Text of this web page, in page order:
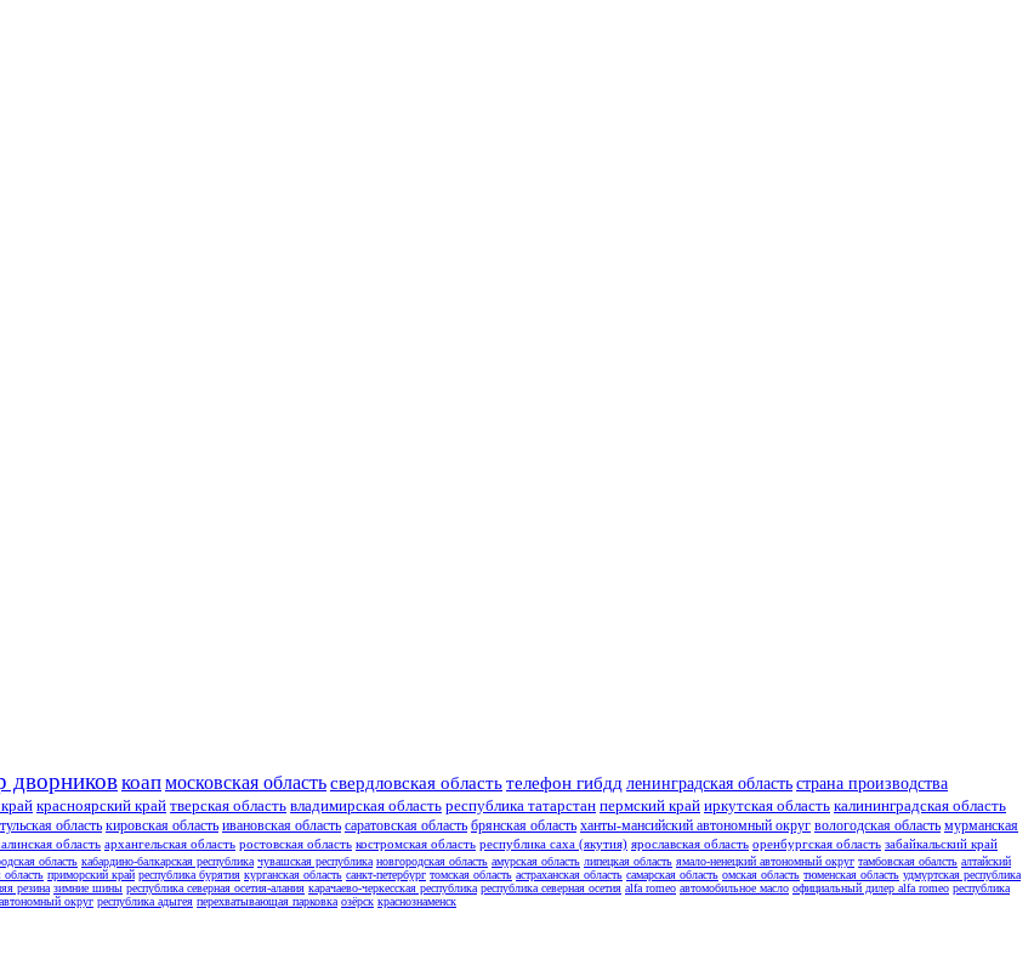
дворниковкоапмосковская областьсвердловская областьтелефон гибдд ленинградская область страна производства
красноярский край тверская область владимирская область республика татарстан пермский край иркутская область калининградская область
тульская область кировская область ивановская область саратовская область брянская область ханты-мансийский автономный округ вологодская область мурманская
область архангельская область ростовская область костромская область республика саха (якутия) ярославская область оренбургская область забайкальский край
область кабардино-балкарская республика чувашская республика новгородская область амурская область липецкая область ямало-ненецкий автономный округ тамбовская обалсть алтайский
область приморский край республика бурятия курганская область санкт-петербург томская область астраханская область самарская область омская область тюменская область удмуртская республика
резина зимние шины республика северная осетия-алания карачаево-черкесская республика республика северная осетия alfa romeo автомобильное масло официальный дилер alfa romeo республика
округ республика адыгея перехватывающая парковка озёрск краснознаменск